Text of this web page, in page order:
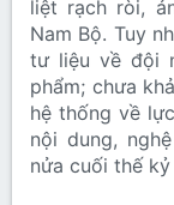
liệt rạch ròi,
Nam Bộ. Tuy
tư liệu về đội
phẩm; chưa
hệ thống về
nội dung,
nửa cuối thế kỷ